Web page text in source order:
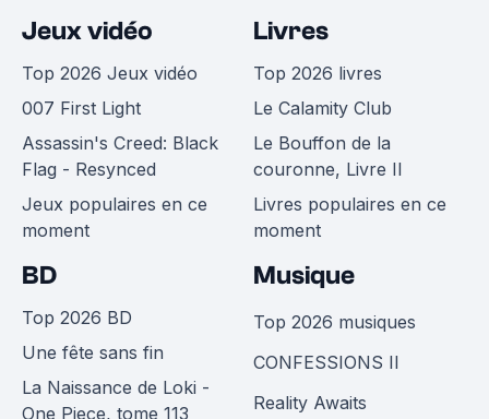
Jeux vidéo
Top 2026 Jeux vidéo
007 First Light
Assassin's Creed: Black
Flag - Resynced
Jeux populaires en ce
moment
Livres
Top 2026 livres
Le Calamity Club
Le Bouffon de la
couronne, Livre II
Livres populaires en ce
moment
BD
Top 2026 BD
Une fête sans fin
La Naissance de Loki -
One Piece, tome 113
Musique
Top 2026 musiques
CONFESSIONS II
Reality Awaits